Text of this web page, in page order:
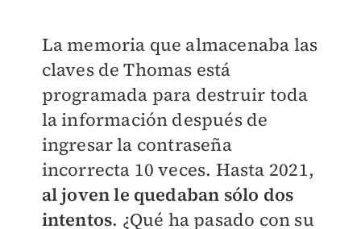
La memoria que almacenaba las
claves de Thomas está
programada para destruir toda
la información después de
ingresar la contraseña
incorrecta 10 veces. Hasta 2021,
al joven le quedaban sólo dos
intentos. ¿Qué ha pasado con su